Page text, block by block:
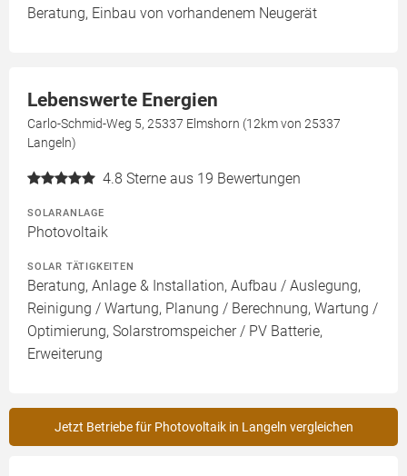
Beratung, Einbau von vorhandenem Neugerät
Lebenswerte Energien
Carlo-Schmid-Weg 5, 25337 Elmshorn (12km von 25337
Langeln)
4.8 Sterne aus 19 Bewertungen
SOLARANLAGE
Photovoltaik
SOLAR TÄTIGKEITEN
Beratung, Anlage & Installation, Aufbau / Auslegung,
Reinigung / Wartung, Planung / Berechnung, Wartung /
Optimierung, Solarstromspeicher / PV Batterie,
Erweiterung
Jetzt Betriebe für Photovoltaik in Langeln vergleichen